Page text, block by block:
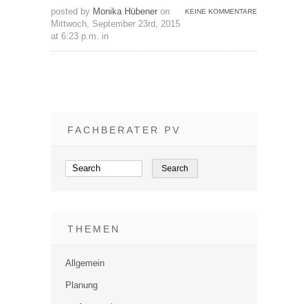
KEINE KOMMENTARE
posted by Monika Hübener on
Mittwoch, September 23rd, 2015
at 6:23 p.m. in
FACHBERATER PV
THEMEN
Allgemein
Planung